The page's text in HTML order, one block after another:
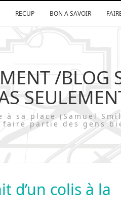
RECUP BON A SAVOIR
/
à sa place (Samuel
faire partie des gens
d’un colis à la